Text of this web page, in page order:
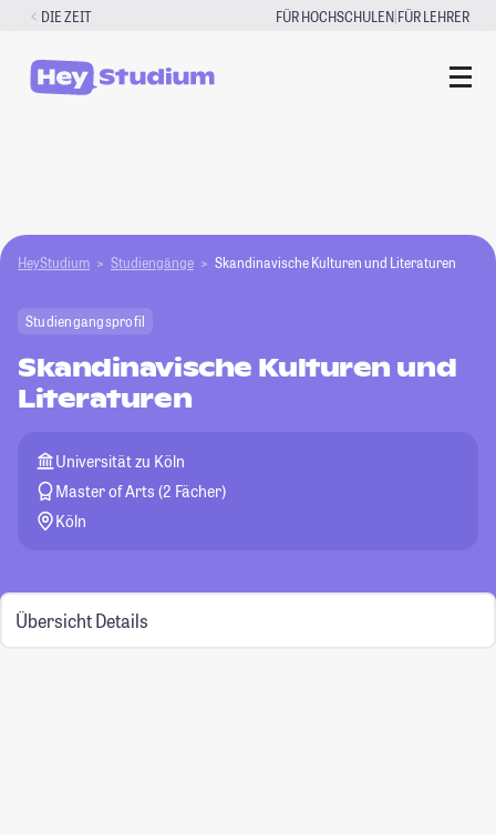
Zum
springen
DIE ZEIT FÜR HOCHSCHULEN|FÜR LEHRER
HeyStudium Studiengänge Skandinavische Kulturen und Literaturen
Studiengangsprofil
Skandinavische Kulturen und
Literaturen
Universität zu Köln
Master of Arts (2 Fächer)
Köln
Übersicht Details